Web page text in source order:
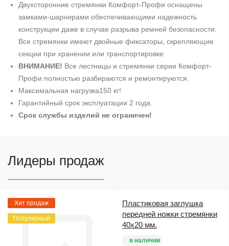
Двухсторонние стремянки Комфорт-Профи оснащены
замками-шарнирами обеспечивающими надежность
конструкции даже в случае разрыва ремней безопасности.
Все стремянки имеют двойные фиксаторы, скрепляющие
секции при хранении или транспортировке
ВНИМАНИЕ! Все лестницы и стремянки серии Комфорт-
Профи полностью разбираются и ремонтируются.
Максимальная нагрузка150 кг!
Гарантийный срок эксплуатации 2 года.
Срок службы изделий не ограничен!
Лидеры продаж
Хит продаж
Популярный
Пластиковая заглушка
передней ножки стремянки
40х20 мм.
в наличии